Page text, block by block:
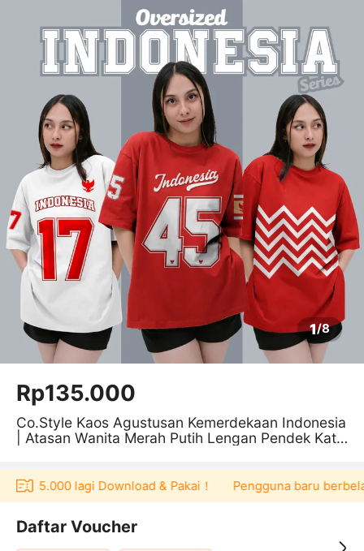
1/8
Rp135.000
Co.Style Kaos Agustusan Kemerdekaan Indonesia
| Atasan Wanita Merah Putih Lengan Pendek Katu
lagi Download & Pakai！ Pengguna baru berbelanja
Daftar Voucher